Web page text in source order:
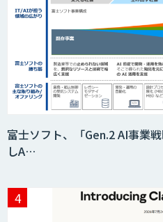
富士ソフト、「Gen.2 AI事業
しA…